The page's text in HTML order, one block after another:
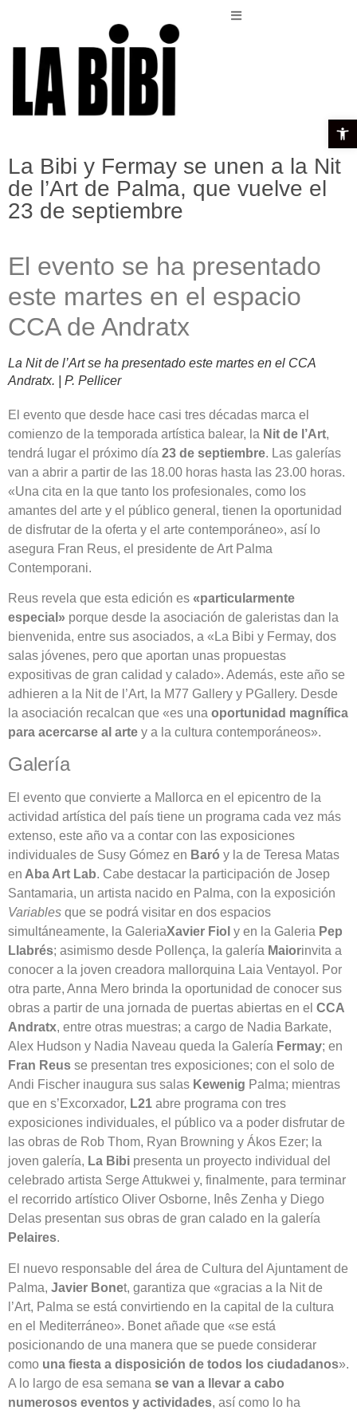
La Bibi y Fermay se unen a la Nit
de l’Art de Palma, que vuelve el
23 de septiembre
El evento se ha presentado
este martes en el espacio
CCA de Andratx
La Nit de l’Art se ha presentado este martes en el CCA
Andratx. | P. Pellicer
El evento que desde hace casi tres décadas marca el
comienzo de la temporada artística balear, la Nit de l’Art,
tendrá lugar el próximo día 23 de septiembre. Las galerías
van a abrir a partir de las 18.00 horas hasta las 23.00 horas.
«Una cita en la que tanto los profesionales, como los
amantes del arte y el público general, tienen la oportunidad
de disfrutar de la oferta y el arte contemporáneo», así lo
asegura Fran Reus, el presidente de Art Palma
Contemporani.
Reus revela que esta edición es «particularmente
especial» porque desde la asociación de galeristas dan la
bienvenida, entre sus asociados, a «La Bibi y Fermay, dos
salas jóvenes, pero que aportan unas propuestas
expositivas de gran calidad y calado». Además, este año se
adhieren a la Nit de l’Art, la M77 Gallery y PGallery. Desde
la asociación recalcan que «es una oportunidad magnífica
para acercarse al arte y a la cultura contemporáneos».
Galería
El evento que convierte a Mallorca en el epicentro de la
actividad artística del país tiene un programa cada vez más
extenso, este año va a contar con las exposiciones
individuales de Susy Gómez en Baró y la de Teresa Matas
en Aba Art Lab. Cabe destacar la participación de Josep
Santamaria, un artista nacido en Palma, con la exposición
Variables que se podrá visitar en dos espacios
simultáneamente, la GaleriaXavier Fiol y en la Galeria Pep
Llabrés; asimismo desde Pollença, la galería Maiorinvita a
conocer a la joven creadora mallorquina Laia Ventayol. Por
otra parte, Anna Mero brinda la oportunidad de conocer sus
obras a partir de una jornada de puertas abiertas en el CCA
Andratx, entre otras muestras; a cargo de Nadia Barkate,
Alex Hudson y Nadia Naveau queda la Galería Fermay; en
Fran Reus se presentan tres exposiciones; con el solo de
Andi Fischer inaugura sus salas Kewenig Palma; mientras
que en s’Excorxador, L21 abre programa con tres
exposiciones individuales, el público va a poder disfrutar de
las obras de Rob Thom, Ryan Browning y Ákos Ezer; la
joven galería, La Bibi presenta un proyecto individual del
celebrado artista Serge Attukwei y, finalmente, para terminar
el recorrido artístico Oliver Osborne, Inês Zenha y Diego
Delas presentan sus obras de gran calado en la galería
Pelaires.
El nuevo responsable del área de Cultura del Ajuntament de
Palma, Javier Bonet, garantiza que «gracias a la Nit de
l’Art, Palma se está convirtiendo en la capital de la cultura
en el Mediterráneo». Bonet añade que «se está
posicionando de una manera que se puede considerar
como una fiesta a disposición de todos los ciudadanos».
A lo largo de esa semana se van a llevar a cabo
numerosos eventos y actividades, así como lo ha